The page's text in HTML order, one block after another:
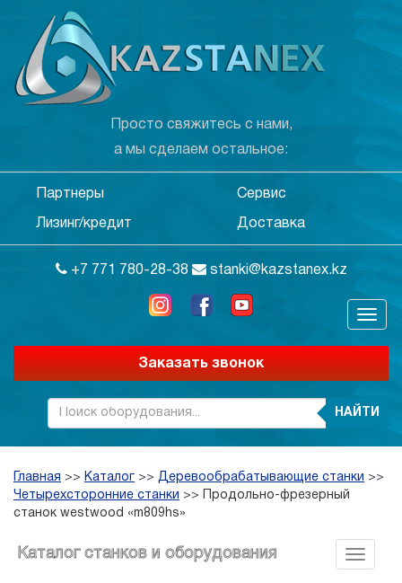
Просто свяжитесь с нами,
а мы сделаем остальное:
Партнеры Сервис
Лизинг/кредит Доставка
+7 771 780-28-38 stanki@kazstanex.kz
Заказать звонок
НАЙТИ
Главная >> Каталог >> Деревообрабатывающие станки >>
Четырехсторонние станки >>
Продольно-фрезерный
станок westwood «m809hs»
Каталог станков и оборудования